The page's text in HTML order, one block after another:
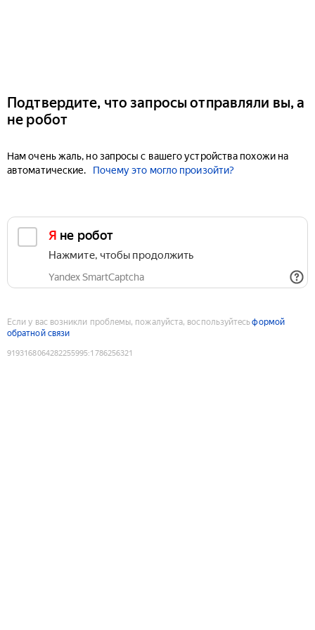
Подтвердите, что запросы отправляли вы, а
не робот
Нам очень жаль, но запросы с вашего устройства похожи на
автоматические.
Почему это могло произойти?
Я не робот
Нажмите, чтобы продолжить
Yandex SmartCaptcha
Если у вас возникли проблемы, пожалуйста, воспользуйтесьформой
обратной связи
9193168064282255995:1786256321